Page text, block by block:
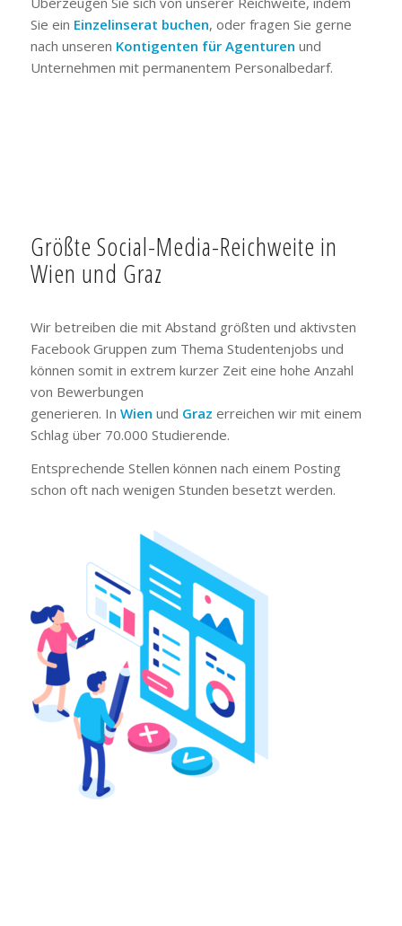
Sie ein Einzelinserat buchen, oder fragen Sie gerne
nach unseren Kontigenten für Agenturen und
Unternehmen mit permanentem Personalbedarf.
Größte Social-Media-Reichweite in
Wien und Graz
Wir betreiben die mit Abstand größten und aktivsten
Facebook Gruppen zum Thema Studentenjobs und
können somit in extrem kurzer Zeit eine hohe Anzahl
von Bewerbungen
generieren. In Wien und Graz erreichen wir mit einem
Schlag über 70.000 Studierende.
Entsprechende Stellen können nach einem Posting
schon oft nach wenigen Stunden besetzt werden.